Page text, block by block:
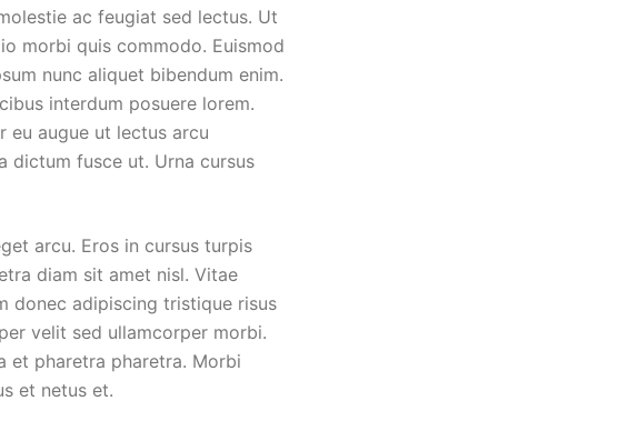
ac feugiat sed lectus. Ut
morbi quis commodo. Euismod
nunc aliquet bibendum enim.
interdum posuere lorem.
augue ut lectus arcu
dictum fusce ut. Urna cursus
arcu. Eros in cursus turpis
diam sit amet nisl. Vitae
donec adipiscing tristique risus
velit sed ullamcorper morbi.
et pharetra pharetra. Morbi
et netus et.